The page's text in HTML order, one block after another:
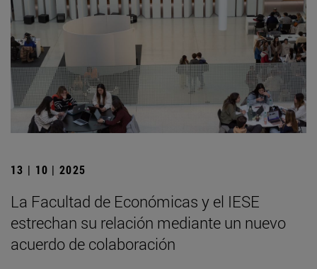
13 | 10 | 2025
La Facultad de Económicas y el IESE
estrechan su relación mediante un nuevo
acuerdo de colaboración